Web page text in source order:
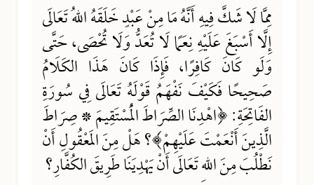
مِمَّا لَا شَكَّ فِيهِ أَنَّهُ مَا مِنْ عَبْدٍ خَلَقَهُ اللهُ تَعَالَى
إِلَّا أَسْبَغَ عَلَيْهِ نِعَمًا لَا تُعَدُّ وَلَا تُحْصَى، حَتَّى
وَلَو كَانَ كَافِرًا، فَإِذَا كَانَ هَذَا الكَلَامُ
صَحِيحًا فَكَيْفَ نَفْهَمُ قَوْلَهُ تَعَالَى فِي سُورَةِ
الفَاتِحَةِ: ﴿اهْدِنَا الصِّرَاطَ الْمُسْتَقِيمَ * صِرَاطَ
الَّذِينَ أَنْعَمْتَ عَلَيْهِمْ﴾؟ هَلْ مِنَ المَعْقُولِ أَنْ
نَطْلُبَ مِنَ اللهِ تَعَالَى أَنْ يَهْدِيَنَا طَرِيقَ الكُفَّارِ؟